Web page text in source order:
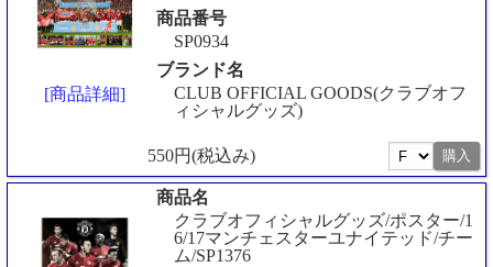
[商品詳細]
商品番号
SP0934
ブランド名
CLUB OFFICIAL GOODS(クラブオフ
ィシャルグッズ)
550円(税込み)
商品名
クラブオフィシャルグッズ/ポスター/1
6/17マンチェスターユナイテッド/チー
ム/SP1376